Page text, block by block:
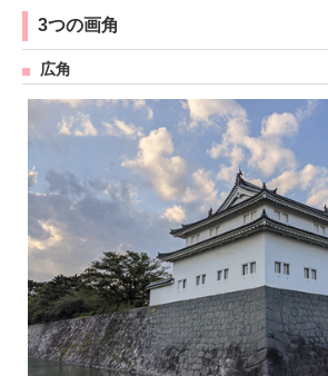
3つの画角
広角